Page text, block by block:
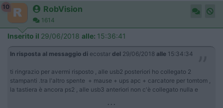
10 RobVision
1614
Inserito il 29/06/2018 alle: 15:36:41
In risposta al messaggio di ecostar del 29/06/2018 alle 15:34:34
ti ringrazio per avermi risposto , alle usb2 posteriori ho collegato 2
stampanti .tra l'altro spente + mause + ups apc + carcatore per tomtom ,
la tastiera è ancora ps2 , alle usb3 anteriori non c'è collegato nulla e
...